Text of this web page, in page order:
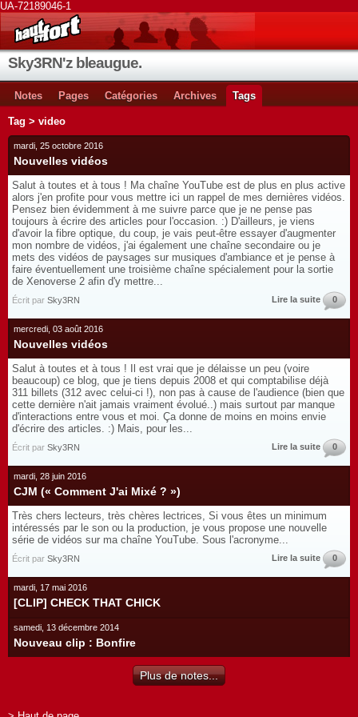
UA-72189046-1
Sky3RN'z bleaugue.
Notes Pages Catégories Archives Tags
Tag > video
mardi, 25 octobre 2016
Nouvelles vidéos
Salut à toutes et à tous ! Ma chaîne YouTube est de plus en plus active
alors j'en profite pour vous mettre ici un rappel de mes dernières vidéos.
Pensez bien évidemment à me suivre parce que je ne pense pas
toujours à écrire des articles pour l'occasion. :) D'ailleurs, je viens
d'avoir la fibre optique, du coup, je vais peut-être essayer d'augmenter
mon nombre de vidéos, j'ai également une chaîne secondaire ou je
mets des vidéos de paysages sur musiques d'ambiance et je pense à
faire éventuellement une troisième chaîne spécialement pour la sortie
de Xenoverse 2 afin d'y mettre...
Écrit par Sky3RN Lire la suite 0
mercredi, 03 août 2016
Nouvelles vidéos
Salut à toutes et à tous ! Il est vrai que je délaisse un peu (voire
beaucoup) ce blog, que je tiens depuis 2008 et qui comptabilise déjà
311 billets (312 avec celui-ci !), non pas à cause de l'audience (bien que
cette dernière n'ait jamais vraiment évolué..) mais surtout par manque
d'interactions entre vous et moi. Ça donne de moins en moins envie
d'écrire des articles. :) Mais, pour les...
Écrit par Sky3RN Lire la suite 0
mardi, 28 juin 2016
CJM (« Comment J'ai Mixé ? »)
Très chers lecteurs, très chères lectrices, Si vous êtes un minimum
intéressés par le son ou la production, je vous propose une nouvelle
série de vidéos sur ma chaîne YouTube. Sous l'acronyme...
Écrit par Sky3RN Lire la suite 0
mardi, 17 mai 2016
[CLIP] CHECK THAT CHICK
samedi, 13 décembre 2014
Nouveau clip : Bonfire
Plus de notes...